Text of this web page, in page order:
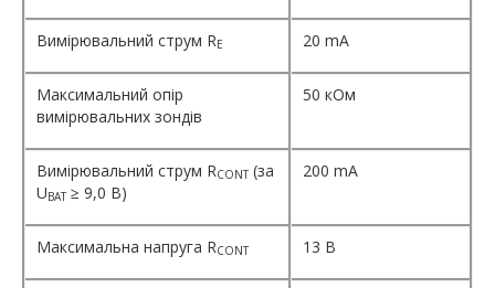
Вимірювальний струм RE 20 mA
Максимальний опір
вимірювальних зондів
50 кОм
Вимірювальний струм RCONT(за
UBAT≥ 9,0 В)
200 mA
Максимальна напруга RCONT 13 В